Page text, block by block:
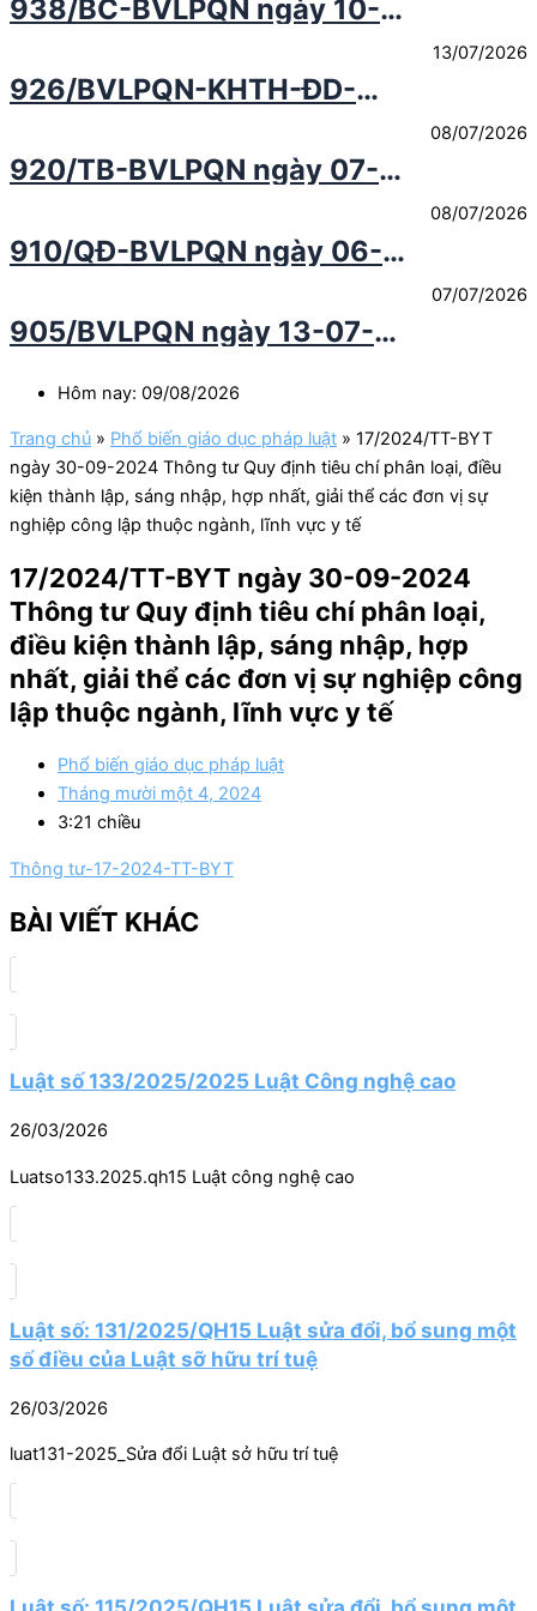
công tác khám chữa bệnh
hình thực hiện dự toán Ngân
2026
938/BC-BVLPQN ngày 10-
hình thực hiện dự toán Ngân
2026
926/BVLPQN-KHTH-ĐD-
quyền bảo mật thiết bị
120G cho Bệnh viện Lao và
Bệnh phổi Quy Nhơn năm
13/07/2026
920/TB-BVLPQN ngày 07-7-
gói thầu "Mua sắm văn
động thường xuyên tại Bệnh
viện Lao và Bệnh phổi Quy
08/07/2026
910/QĐ-BVLPQN ngày 06-
nhà thầu qua mạng gói thầu
phục vụ hoạt động thường
xuyên tại Bệnh viện Lao và
Bệnh phổi Quy Nhơn năm
2026
08/07/2026
905/BVLPQN ngày 13-07-
chữa máy phân tích huyết
của Bệnh viện Lao và Bệnh
phổi Quy Nhơn
07/07/2026
Hôm nay: 09/08/2026
Trang chủ » Phổ biến giáo dục pháp luật » 17/2024/TT-BYT
ngày 30-09-2024 Thông tư Quy định tiêu chí phân loại, điều
kiện thành lập, sáng nhập, hợp nhất, giải thể các đơn vị sự
nghiệp công lập thuộc ngành, lĩnh vực y tế
17/2024/TT-BYT ngày 30-09-2024
Thông tư Quy định tiêu chí phân loại,
điều kiện thành lập, sáng nhập, hợp
nhất, giải thể các đơn vị sự nghiệp công
lập thuộc ngành, lĩnh vực y tế
Phổ biến giáo dục pháp luật
Tháng mười một 4, 2024
3:21 chiều
Thông tư-17-2024-TT-BYT
BÀI VIẾT KHÁC
Luật số 133/2025/2025 Luật Công nghệ cao
26/03/2026
Luatso133.2025.qh15 Luật công nghệ cao
Luật số: 131/2025/QH15 Luật sửa đổi, bổ sung một
số điều của Luật sỡ hữu trí tuệ
26/03/2026
luat131-2025_Sửa đổi Luật sở hữu trí tuệ